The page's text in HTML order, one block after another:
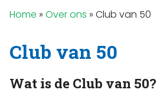
Home » Over ons » Club van 50
Club van 50
Wat is de Club van 50?